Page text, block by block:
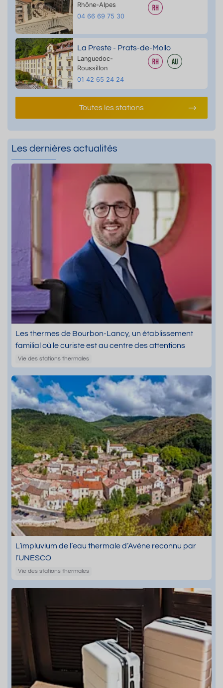
Rhône-Alpes
04 66 69 75 30
La Preste - Prats-de-Mollo
Languedoc-
Roussillon
01 42 65 24 24
Toutes les stations
Les dernières actualités
Les thermes de Bourbon-Lancy, un établissement
familial où le curiste est au centre des attentions
Vie des stations thermales
L’impluvium de l’eau thermale d’Avène reconnu par
l’UNESCO
Vie des stations thermales